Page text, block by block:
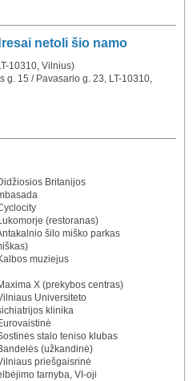
netoli šio namo
10310, Vilnius)
g. 15 / Pavasario g. 23, LT-10310,
Britanijos
(restoranas)
šilo miško parkas
muziejus
X (prekybos centras)
Universiteto
klinika
stalo teniso klubas
(užkandinė)
priešgaisrinė
tarnyba, VI-oji